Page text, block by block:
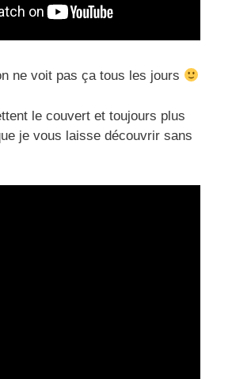
ne voit pas ça tous les jours
le couvert et toujours plus
je vous laisse découvrir sans